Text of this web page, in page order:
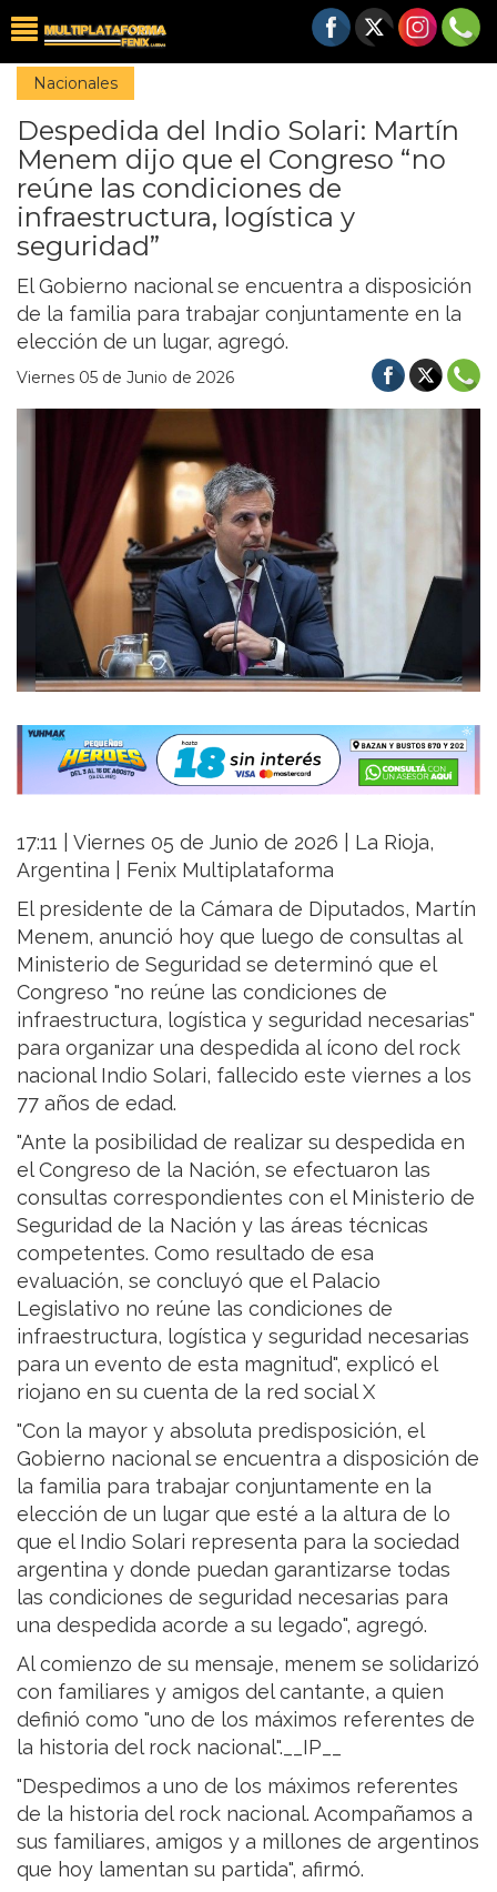
Nacionales
Despedida del Indio Solari: Martín
Menem dijo que el Congreso “no
reúne las condiciones de
infraestructura, logística y
seguridad”
El Gobierno nacional se encuentra a disposición
de la familia para trabajar conjuntamente en la
elección de un lugar, agregó.
Viernes 05 de Junio de 2026
17:11 | Viernes 05 de Junio de 2026 | La Rioja,
Argentina | Fenix Multiplataforma
El presidente de la Cámara de Diputados, Martín
Menem, anunció hoy que luego de consultas al
Ministerio de Seguridad se determinó que el
Congreso "no reúne las condiciones de
infraestructura, logística y seguridad necesarias"
para organizar una despedida al ícono del rock
nacional Indio Solari, fallecido este viernes a los
77 años de edad.
"Ante la posibilidad de realizar su despedida en
el Congreso de la Nación, se efectuaron las
consultas correspondientes con el Ministerio de
Seguridad de la Nación y las áreas técnicas
competentes. Como resultado de esa
evaluación, se concluyó que el Palacio
Legislativo no reúne las condiciones de
infraestructura, logística y seguridad necesarias
para un evento de esta magnitud", explicó el
riojano en su cuenta de la red social X
"Con la mayor y absoluta predisposición, el
Gobierno nacional se encuentra a disposición de
la familia para trabajar conjuntamente en la
elección de un lugar que esté a la altura de lo
que el Indio Solari representa para la sociedad
argentina y donde puedan garantizarse todas
las condiciones de seguridad necesarias para
una despedida acorde a su legado", agregó.
Al comienzo de su mensaje, menem se solidarizó
con familiares y amigos del cantante, a quien
definió como "uno de los máximos referentes de
la historia del rock nacional".__IP__
"Despedimos a uno de los máximos referentes
de la historia del rock nacional. Acompañamos a
sus familiares, amigos y a millones de argentinos
que hoy lamentan su partida", afirmó.